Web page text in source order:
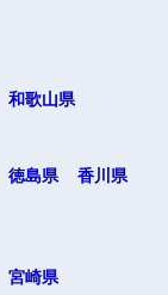
和歌山県
徳島県
香川県
宮崎県